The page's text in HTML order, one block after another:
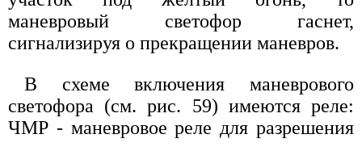
маневровый светофор гаснет,
сигнализируя о прекращении маневров.
В схеме включения маневрового
светофора (см. рис. 59) имеются реле:
ЧМР - маневровое реле для разрешения